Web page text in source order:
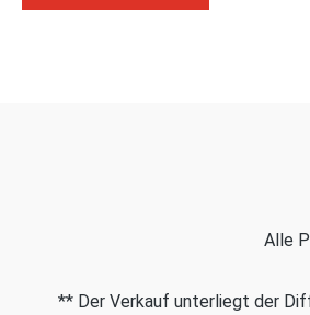
Alle
** Der Verkauf unterliegt der